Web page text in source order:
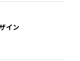
イン